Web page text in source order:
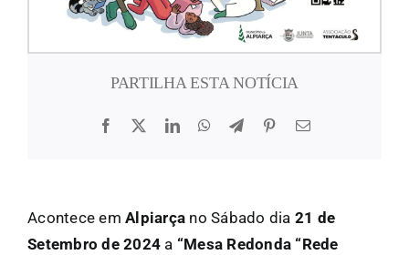
PARTILHA ESTA NOTÍCIA
Acontece emAlpiarça no Sábado dia 21 de
Setembro de 2024 a “Mesa Redonda “Rede